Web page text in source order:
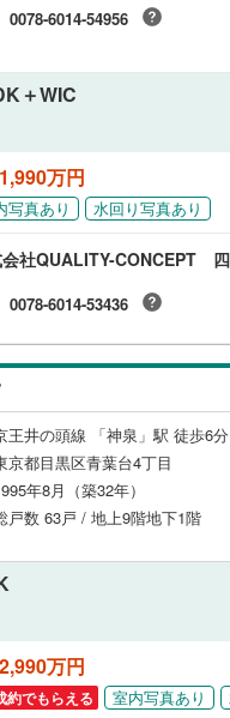
0078-6014-54956
＋WIC
万円
写真あり 水回り写真あり
社QUALITY-CONCEPT
0078-6014-53436
王井の頭線 「神泉」駅 徒歩6
京都目黒区青葉台4丁目
年8月（築32年）
戸数 63戸 / 地上9階地下1階
万円
約でもらえる 室内写真あり
阪和線(150)
おおさか東線(359)
鳴門線(1)
土讃線(15 )
鹿児島本線
豊肥本線(112)
日南線(24)
後藤寺線( 1 )
東北新幹線(308)
山陽新幹線(357)
西九州新幹線 (6)
オンライン内見(相談)可
オンライン対応とは？